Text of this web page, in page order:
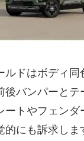
ルドはボディ
後バンパーとテ
ートやフェン
にも訴求しま